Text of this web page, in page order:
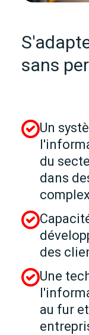
sans
Un
du
dans
des
Une
au fur